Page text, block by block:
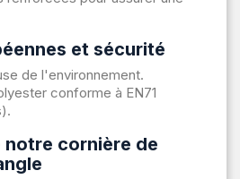
et sécurité
de l'environnement.
conforme à EN71
cornière de